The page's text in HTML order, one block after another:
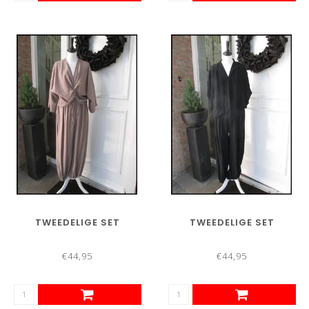
TWEEDELIGE SET
€44,95
TWEEDELIGE SET
€44,95